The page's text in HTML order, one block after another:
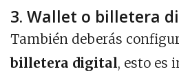
3. Wallet o billetera
También deberás
billetera digital, esto es